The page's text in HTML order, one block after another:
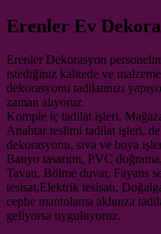
Erenler Ev
Erenler Dekorasyon
istediğiniz kalitede ve
dekorasyonu tadilatınızı
zaman alıyoruz.
Komple iç tadilat işleri,
Anahtar teslimi tadilat işleri,
dekorasyonu, sıva ve boya
Banyo tasarımı, PVC
Tavan, Bölme duvar, Fayans
tesisat,Elektrik tesisatı,
cephe mantolama aklınıza
geliyorsa uyguluyoruz.